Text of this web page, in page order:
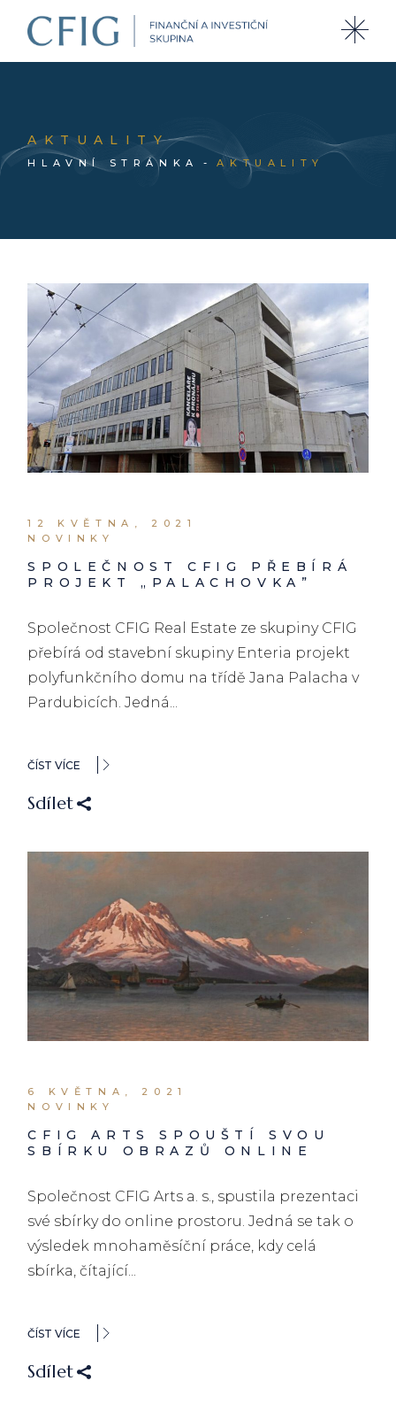
AKTUALITY
HLAVNÍ STRÁNKA AKTUALITY
12 KVĚTNA, 2021
NOVINKY
SPOLEČNOST CFIG PŘEBÍRÁ
PROJEKT „PALACHOVKA”
Společnost CFIG Real Estate ze skupiny CFIG
přebírá od stavební skupiny Enteria projekt
polyfunkčního domu na třídě Jana Palacha v
Pardubicích. Jedná...
ČÍST VÍCE
Sdílet
6 KVĚTNA, 2021
NOVINKY
CFIG ARTS SPOUŠTÍ SVOU
SBÍRKU OBRAZŮ ONLINE
Společnost CFIG Arts a. s., spustila prezentaci
své sbírky do online prostoru. Jedná se tak o
výsledek mnohaměsíční práce, kdy celá
sbírka, čítající...
ČÍST VÍCE
Sdílet